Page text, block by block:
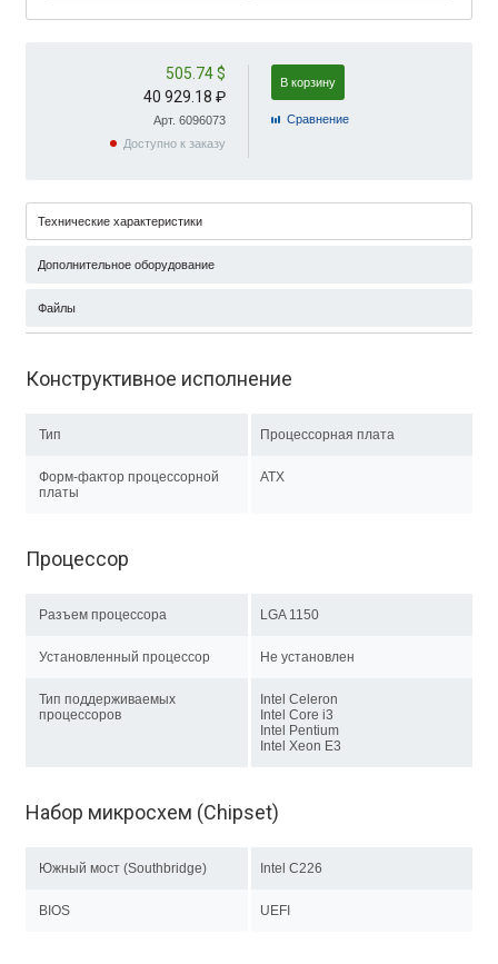
505.74 $
40 929.18 ₽
Арт. 6096073
Доступно к заказу
В корзину
Cравнение
Технические характеристики
Дополнительное оборудование
Файлы
Конструктивное исполнение
Тип Процессорная плата
Форм-фактор процессорной
платы
ATX
Процессор
Разъем процессора LGA 1150
Установленный процессор Не установлен
Тип поддерживаемых
процессоров
Intel Celeron
Intel Core i3
Intel Pentium
Intel Xeon E3
Набор микросхем (Chipset)
Южный мост (Southbridge) Intel C226
BIOS UEFI